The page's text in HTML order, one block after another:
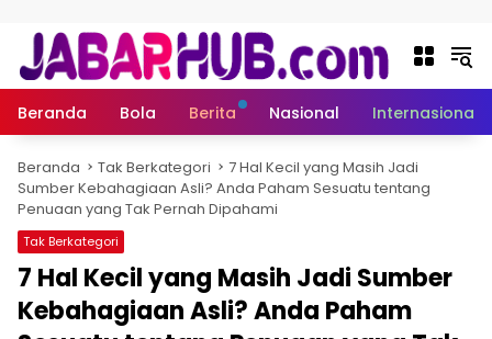
Beranda Bola Berita Nasional Internasional
Beranda Tak Berkategori
7 Hal Kecil yang Masih Jadi
Sumber Kebahagiaan Asli? Anda Paham Sesuatu tentang
Penuaan yang Tak Pernah Dipahami
Tak Berkategori
7 Hal Kecil yang Masih Jadi Sumber
Kebahagiaan Asli? Anda Paham